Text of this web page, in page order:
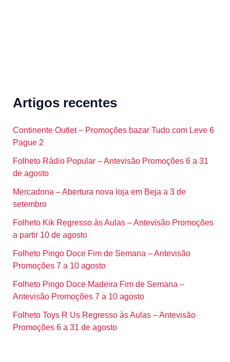
Artigos recentes
Continente Outlet – Promoções bazar Tudo com Leve 6
Pague 2
Folheto Rádio Popular – Antevisão Promoções 6 a 31
de agosto
Mercadona – Abertura nova loja em Beja a 3 de
setembro
Folheto Kik Regresso às Aulas – Antevisão Promoções
a partir 10 de agosto
Folheto Pingo Doce Fim de Semana – Antevisão
Promoções 7 a 10 agosto
Folheto Pingo Doce Madeira Fim de Semana –
Antevisão Promoções 7 a 10 agosto
Folheto Toys R Us Regresso às Aulas – Antevisão
Promoções 6 a 31 de agosto